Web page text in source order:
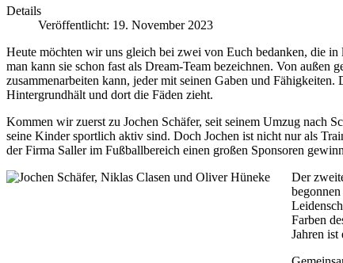
Details
Veröffentlicht: 19. November 2023
Heute möchten wir uns gleich bei zwei von Euch bedanken, die
man kann sie schon fast als Dream-Team bezeichnen. Von außen
zusammenarbeiten kann, jeder mit seinen Gaben und
Hintergrundhält und dort die Fäden zieht.
Kommen wir zuerst zu Jochen Schäfer, seit seinem Umzug nach
seine Kinder sportlich aktiv sind. Doch Jochen ist nicht nur als
der Firma Saller im Fußballbereich einen großen Sponsoren
Der
Farben
Jahren ist